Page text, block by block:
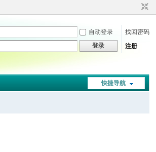
自动登录
找回密码
登录 注册
快捷导航